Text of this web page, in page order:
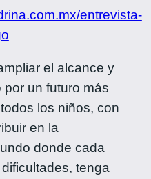
entrevista-
el alcance y
un futuro más
los niños, con
en la
donde cada
tenga